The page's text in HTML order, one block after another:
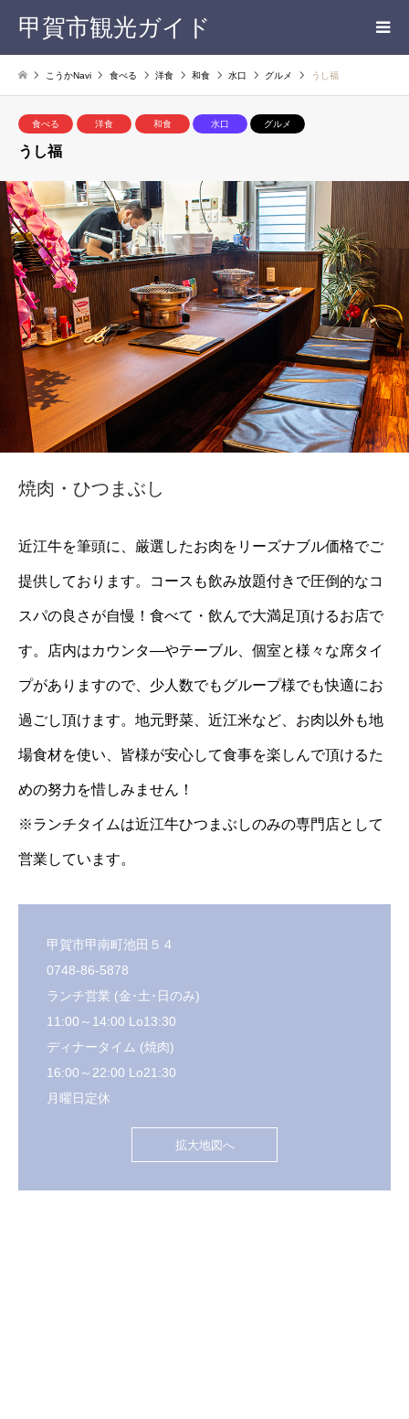
甲賀市観光ガイド
こうかNavi 食べる 洋食 和食 水口 グルメ うし福
食べる 洋食 和食 水口 グルメ
うし福
焼肉・ひつまぶし
近江牛を筆頭に、厳選したお肉をリーズナブル価格でご
提供しております。コースも飲み放題付きで圧倒的なコ
スパの良さが自慢！食べて・飲んで大満足頂けるお店で
す。店内はカウンタ―やテーブル、個室と様々な席タイ
プがありますので、少人数でもグループ様でも快適にお
過ごし頂けます。地元野菜、近江米など、お肉以外も地
場食材を使い、皆様が安心して食事を楽しんで頂けるた
めの努力を惜しみません！
※ランチタイムは近江牛ひつまぶしのみの専門店として
営業しています。
甲賀市甲南町池田５４
0748-86-5878
ランチ営業 (金･土･日のみ)
11:00～14:00 Lo13:30
ディナータイム (焼肉)
16:00～22:00 Lo21:30
月曜日定休
拡大地図へ